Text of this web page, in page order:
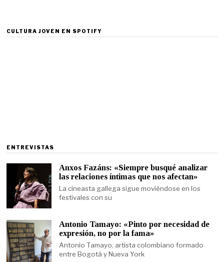
CULTURA JOVEN EN SPOTIFY
ENTREVISTAS
Anxos Fazáns: «Siempre busqué analizar
las relaciones íntimas que nos afectan»
La cineasta gallega sigue moviéndose en los
festivales con su
Antonio Tamayo: «Pinto por necesidad de
expresión, no por la fama»
Antonio Tamayo, artista colombiano formado
entre Bogotá y Nueva York